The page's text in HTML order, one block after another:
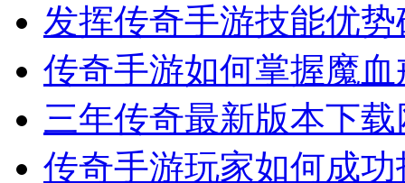
发挥传奇手游技能优
传奇手游如何掌握魔
三年传奇最新版本下
传奇手游玩家如何成